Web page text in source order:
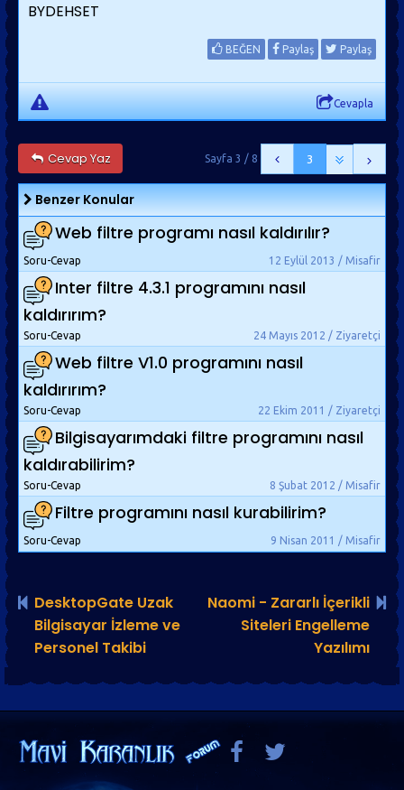
BYDEHSET
BEĞEN Paylaş Paylaş
Cevapla
Cevap Yaz 3
Sayfa 3 / 8
Benzer Konular
Web filtre programı nasıl kaldırılır?
12 Eylül 2013 / Misafir
Soru-Cevap
Inter filtre 4.3.1 programını nasıl
kaldırırım?
24 Mayıs 2012 / Ziyaretçi
Soru-Cevap
Web filtre V1.0 programını nasıl
kaldırırım?
22 Ekim 2011 / Ziyaretçi
Soru-Cevap
Bilgisayarımdaki filtre programını nasıl
kaldırabilirim?
8 Şubat 2012 / Misafir
Soru-Cevap
Filtre programını nasıl kurabilirim?
9 Nisan 2011 / Misafir
Soru-Cevap
DesktopGate Uzak
Bilgisayar İzleme ve
Personel Takibi
Naomi - Zararlı İçerikli
Siteleri Engelleme
Yazılımı